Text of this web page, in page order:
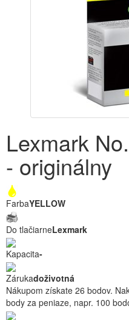
Lexmark
- originálny
FarbaYELLOW
Do tlačiarneLexmark
Kapacita-
Zárukadoživotná
Nákupom získate 26 bodov.
body za peniaze, napr. 100